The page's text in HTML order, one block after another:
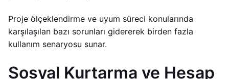
Proje ölçeklendirme ve uyum süreci konularında
karşılaşılan bazı sorunları gidererek birden fazla
kullanım senaryosu sunar.
Sosyal Kurtarma ve Hesap